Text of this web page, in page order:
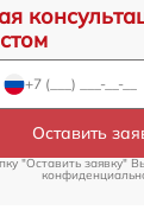
Оставить
"Оставить заявку"